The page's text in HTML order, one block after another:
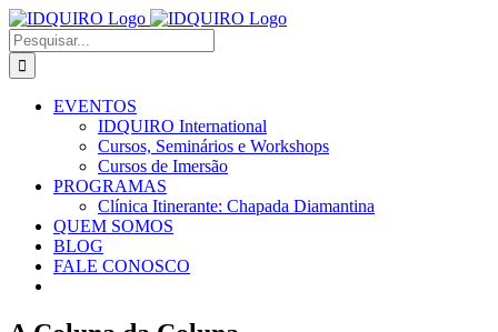
Ir
para
o
conteúdo
Facebook
Instagram
X
LinkedIn
E-
mail
Buscar
resultados
para:
EVENTOS
IDQUIRO International
Cursos, Seminários e Workshops
Cursos de Imersão
PROGRAMAS
Clínica Itinerante: Chapada Diamantina
QUEM SOMOS
BLOG
FALE CONOSCO